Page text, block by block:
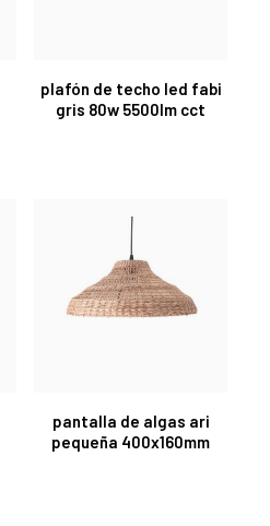
plafón de techo led fabi
gris 80w 5500lm cct
pantalla de algas ari
pequeña 400x160mm